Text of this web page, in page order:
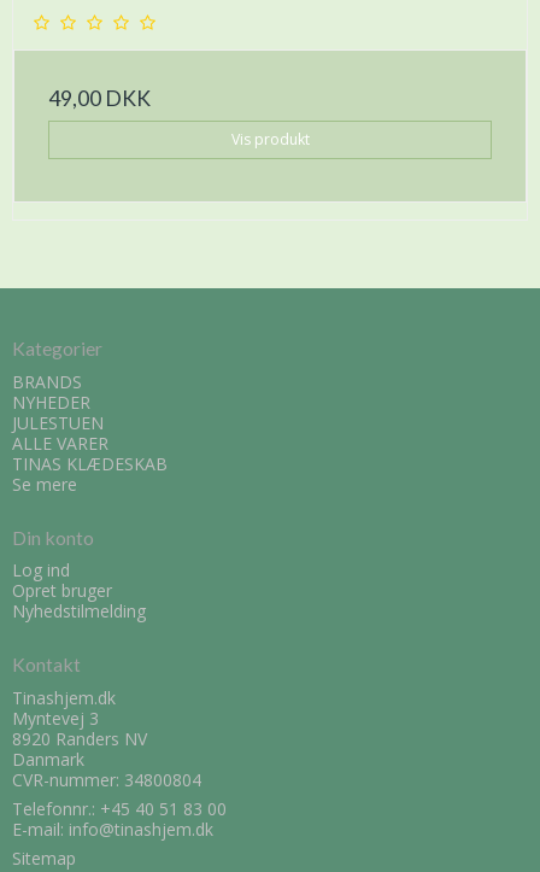
49,00 DKK
Vis produkt
Kategorier
BRANDS
NYHEDER
JULESTUEN
ALLE VARER
TINAS KLÆDESKAB
Se mere
Din konto
Log ind
Opret bruger
Nyhedstilmelding
Kontakt
Tinashjem.dk
Myntevej 3
8920 Randers NV
Danmark
CVR-nummer: 34800804
Telefonnr.: +45 40 51 83 00
E-mail: info@tinashjem.dk
Sitemap